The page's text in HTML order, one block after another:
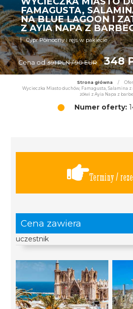
FAMAGUSTA,
NA BLUE LAGOON I
Z AYIA NAPA Z
Cypr Północny i rejs w pakiecie
Cena od 391 PLN / 90 EUR 348
Strona główna /
Wycieczka Miasto duchów, Famagusta, Salamina z
żółwi z Ayia Napa z
Numer oferty:
Terminy /
Cena zawiera
uczestnik